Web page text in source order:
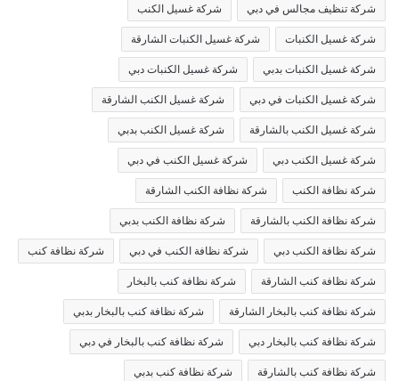
شركة تنظيف مجالس في دبي شركة غسيل الكنب
شركة غسيل الكنبات شركة غسيل الكنبات الشارقة
شركة غسيل الكنبات بدبي شركة غسيل الكنبات دبي
شركة غسيل الكنبات في دبي شركة غسيل الكنب الشارقة
شركة غسيل الكنب بالشارقة شركة غسيل الكنب بدبي
شركة غسيل الكنب دبي شركة غسيل الكنب في دبي
شركة نظافة الكنب شركة نظافة الكنب الشارقة
شركة نظافة الكنب بالشارقة شركة نظافة الكنب بدبي
شركة نظافة الكنب دبي شركة نظافة الكنب في دبي شركة نظافة كنب
شركة نظافة كنب الشارقة شركة نظافة كنب بالبخار
شركة نظافة كنب بالبخار الشارقة شركة نظافة كنب بالبخار بدبي
شركة نظافة كنب بالبخار دبي شركة نظافة كنب بالبخار في دبي
شركة نظافة كنب بالشارقة شركة نظافة كنب بدبي